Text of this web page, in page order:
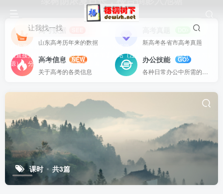
让我找一找
站内资源基本上都是一线教学实际使用的资源，配有WORD版本，可以下载
后直接打印使用。也欢迎更多老师加盟网站（注册登录成为用户就可以发布资
源），分享更好、更多的教学资源。
高考数据
山东高考历年来的数据
新高考各省市高考真题
高考信息
NEW
关于高考的各类信息
办公技能
GO
课时 共3篇